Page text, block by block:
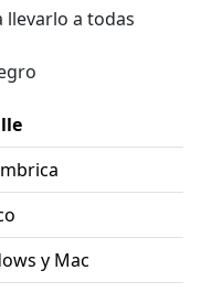
llevarlo a todas
y Mac